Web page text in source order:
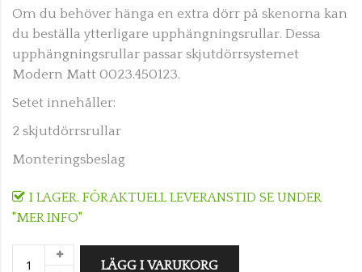
Om du behöver hänga en extra dörr på skenorna kan
du beställa ytterligare upphängningsrullar. Dessa
upphängningsrullar passar skjutdörrsystemet
Modern Matt 0023.450123.
Setet innehåller:
2 skjutdörrsrullar
Monteringsbeslag
I LAGER. FÖR AKTUELL LEVERANSTID SE UNDER
"MER INFO"
LÄGG I VARUKORG